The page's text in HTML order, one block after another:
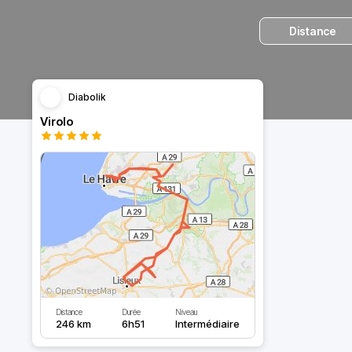
Distance
Diabolik
Virolo
Distance
246 km
Durée
6h51
Niveau
Intermédiaire